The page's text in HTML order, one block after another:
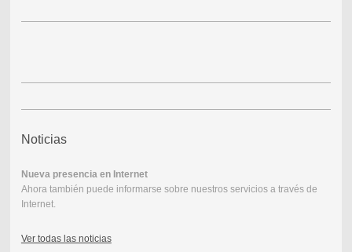
Noticias
Nueva presencia en Internet
Ahora también puede informarse sobre nuestros servicios a través de
Internet.
Ver todas las noticias